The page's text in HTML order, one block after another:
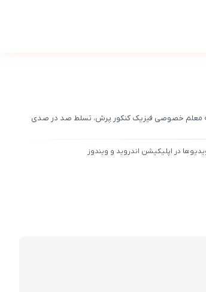
معلم خصوصی فیزیک کنکور پرش، تسلط صد در صدی
در اپلیکیشن اندروید و ویندوز